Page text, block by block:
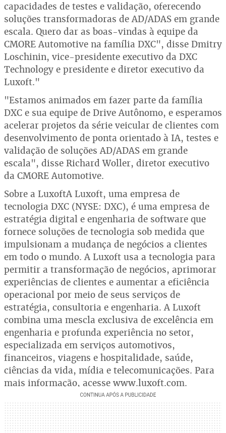
capacidades de testes e validação, oferecendo
soluções transformadoras de AD/ADAS em grande
escala. Quero dar as boas-vindas à equipe da
CMORE Automotive na família DXC", disse Dmitry
Loschinin, vice-presidente executivo da DXC
Technology e presidente e diretor executivo da
Luxoft."
"Estamos animados em fazer parte da família
DXC e sua equipe de Drive Autônomo, e esperamos
acelerar projetos da série veicular de clientes com
desenvolvimento de ponta orientado à IA, testes e
validação de soluções AD/ADAS em grande
escala", disse Richard Woller, diretor executivo
da CMORE Automotive.
Sobre a LuxoftA Luxoft, uma empresa de
tecnologia DXC (NYSE: DXC), é uma empresa de
estratégia digital e engenharia de software que
fornece soluções de tecnologia sob medida que
impulsionam a mudança de negócios a clientes
em todo o mundo. A Luxoft usa a tecnologia para
permitir a transformação de negócios, aprimorar
experiências de clientes e aumentar a eficiência
operacional por meio de seus serviços de
estratégia, consultoria e engenharia. A Luxoft
combina uma mescla exclusiva de excelência em
engenharia e profunda experiência no setor,
especializada em serviços automotivos,
financeiros, viagens e hospitalidade, saúde,
ciências da vida, mídia e telecomunicações. Para
mais informação, acesse www.luxoft.com.